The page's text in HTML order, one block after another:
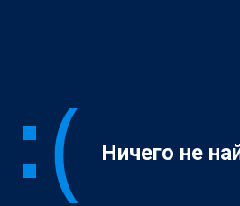
Ничего не